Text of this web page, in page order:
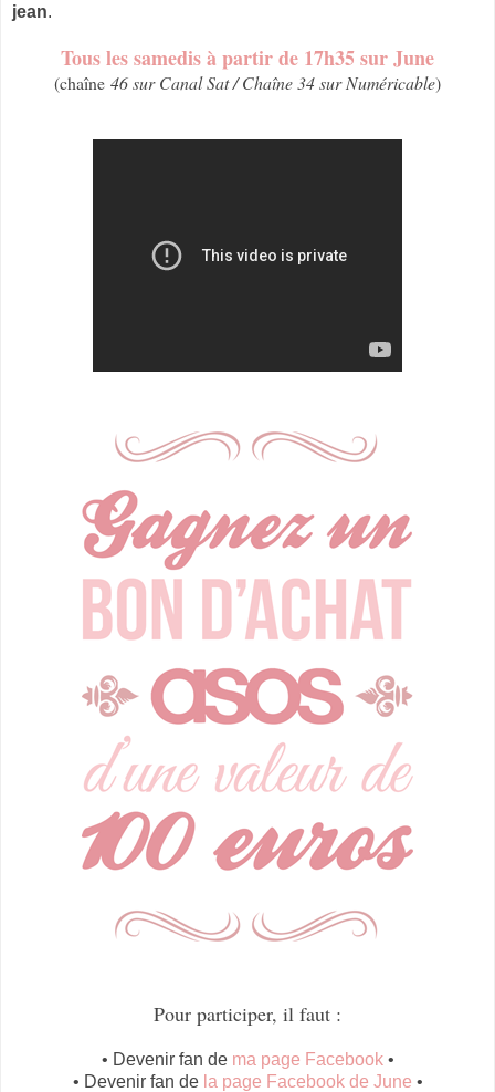
jean.
Tous les samedis à partir de 17h35 sur June
(chaîne 46 sur Canal Sat / Chaîne 34 sur Numéricable)
Pour participer, il faut :
• Devenir fan de ma page Facebook•
• Devenir fan de la page Facebook de June •